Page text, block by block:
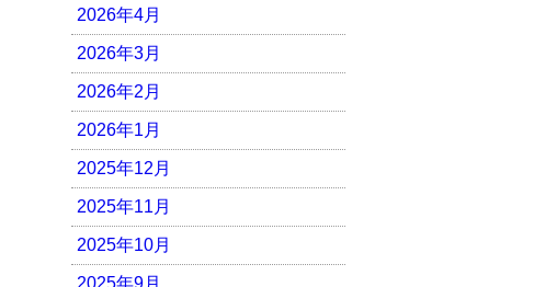
2026年4月
2026年3月
2026年2月
2026年1月
2025年12月
2025年11月
2025年10月
2025年9月